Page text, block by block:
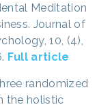
Meditation
Journal of
10, (4),
Full article
randomized
the holistic